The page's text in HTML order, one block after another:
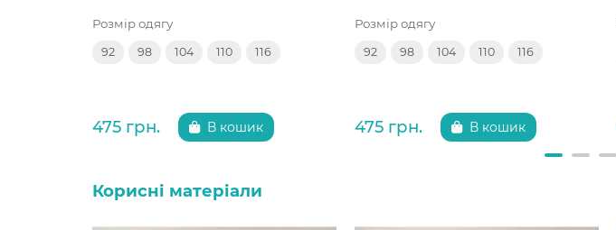
Розмір одягу
92 98 104 110 116
475 грн. В кошик
Розмір одягу
92 98 104 110 116
475 грн. В кошик
Корисні матеріали